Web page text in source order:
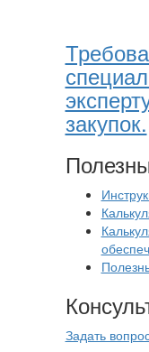
закупок.
Задать